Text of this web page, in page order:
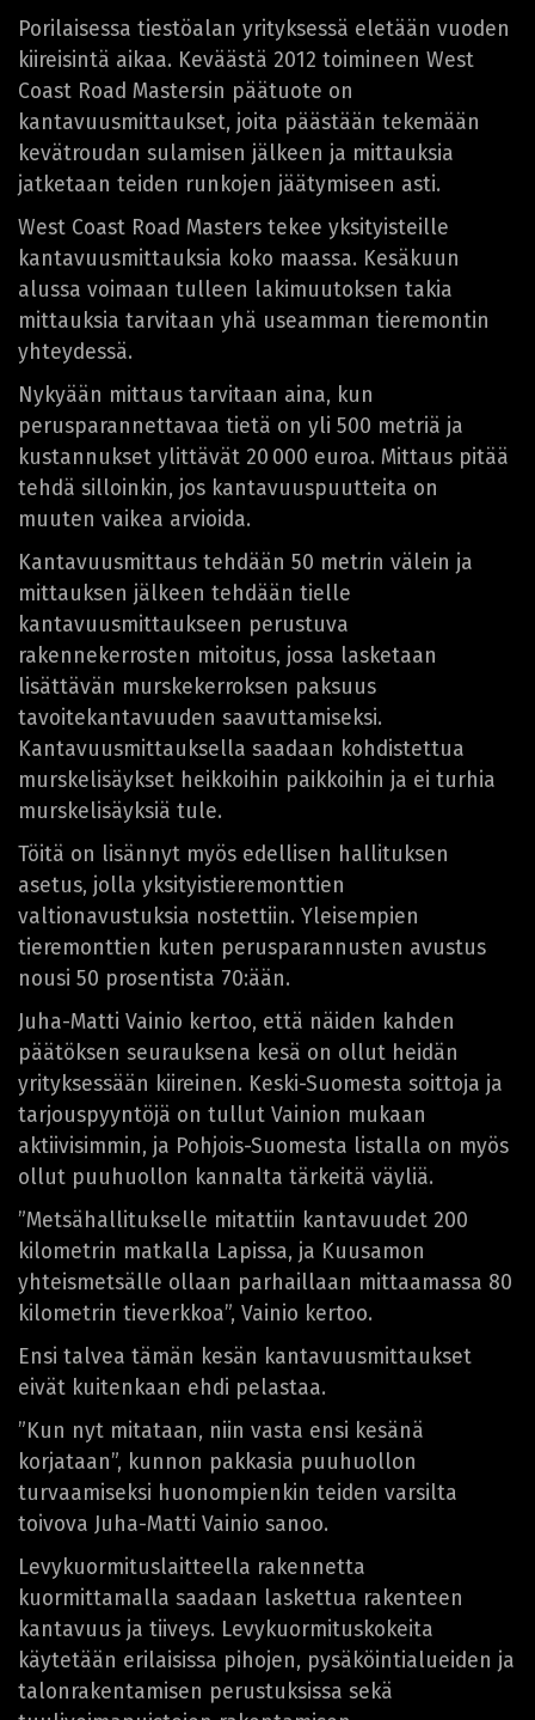
Porilaisessa tiestöalan yrityksessä eletään vuoden
kiireisintä aikaa. Keväästä 2012 toimineen West
Coast Road Mastersin päätuote on
kantavuusmittaukset, joita päästään tekemään
kevätroudan sulamisen jälkeen ja mittauksia
jatketaan teiden runkojen jäätymiseen asti.
West Coast Road Masters tekee yksityisteille
kantavuusmittauksia koko maassa. Kesäkuun
alussa voimaan tulleen lakimuutoksen takia
mittauksia tarvitaan yhä useamman tieremontin
yhteydessä.
Nykyään mittaus tarvitaan aina, kun
perusparannettavaa tietä on yli 500 metriä ja
kustannukset ylittävät 20 000 euroa. Mittaus pitää
tehdä silloinkin, jos kantavuuspuutteita on
muuten vaikea arvioida.
Kantavuusmittaus tehdään 50 metrin välein ja
mittauksen jälkeen tehdään tielle
kantavuusmittaukseen perustuva
rakennekerrosten mitoitus, jossa lasketaan
lisättävän murskekerroksen paksuus
tavoitekantavuuden saavuttamiseksi.
Kantavuusmittauksella saadaan kohdistettua
murskelisäykset heikkoihin paikkoihin ja ei turhia
murskelisäyksiä tule.
Töitä on lisännyt myös edellisen hallituksen
asetus, jolla yksityistieremonttien
valtionavustuksia nostettiin. Yleisempien
tieremonttien kuten perusparannusten avustus
nousi 50 prosentista 70:ään.
Juha-Matti Vainio kertoo, että näiden kahden
päätöksen seurauksena kesä on ollut heidän
yrityksessään kiireinen. Keski-Suomesta soittoja ja
tarjouspyyntöjä on tullut Vainion mukaan
aktiivisimmin, ja Pohjois-Suomesta listalla on myös
ollut puuhuollon kannalta tärkeitä väyliä.
”Metsähallitukselle mitattiin kantavuudet 200
kilometrin matkalla Lapissa, ja Kuusamon
yhteismetsälle ollaan parhaillaan mittaamassa 80
kilometrin tieverkkoa”, Vainio kertoo.
Ensi talvea tämän kesän kantavuusmittaukset
eivät kuitenkaan ehdi pelastaa.
”Kun nyt mitataan, niin vasta ensi kesänä
korjataan”, kunnon pakkasia puuhuollon
turvaamiseksi huonompienkin teiden varsilta
toivova Juha-Matti Vainio sanoo.
Levykuormituslaitteella rakennetta
kuormittamalla saadaan laskettua rakenteen
kantavuus ja tiiveys. Levykuormituskokeita
käytetään erilaisissa pihojen, pysäköintialueiden ja
talonrakentamisen perustuksissa sekä